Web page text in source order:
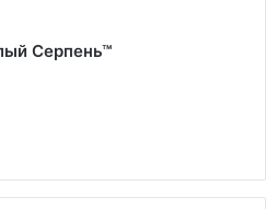
Серпень™